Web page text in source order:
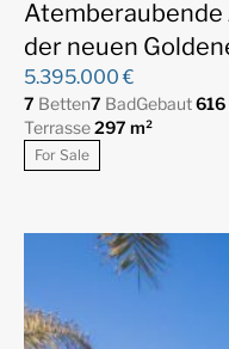
Atemberaubende
der neuen
5.395.000 €
7 Betten7 BadGebaut616
Terrasse297 m²
For Sale